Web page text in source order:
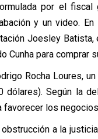
por el fiscal
y un video.
Joesley
Cunha para comprar
Rocha Loures,
dólares). Según la
favorecer los
a la